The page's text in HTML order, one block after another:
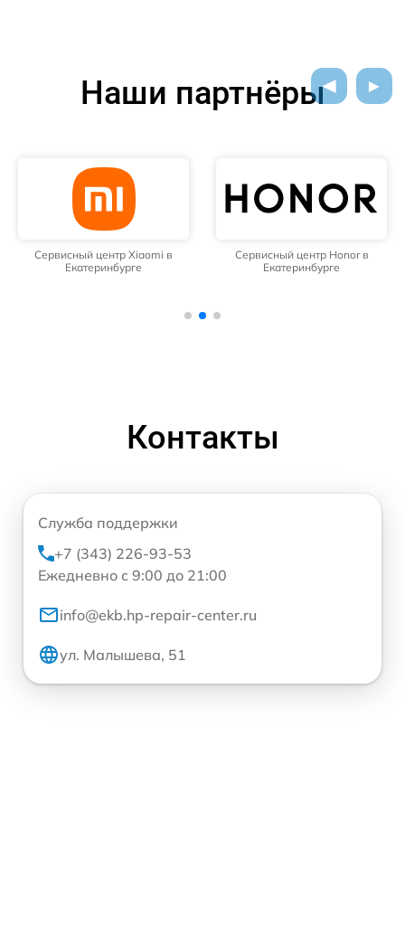
Наши партнёры
Сервисный центр Xiaomi в
Екатеринбурге
Сервисный центр Honor в
Екатеринбурге
Контакты
Служба поддержки
+7 (343) 226-93-53
Ежедневно с 9:00 до 21:00
info@ekb.hp-repair-center.ru
ул. Малышева, 51